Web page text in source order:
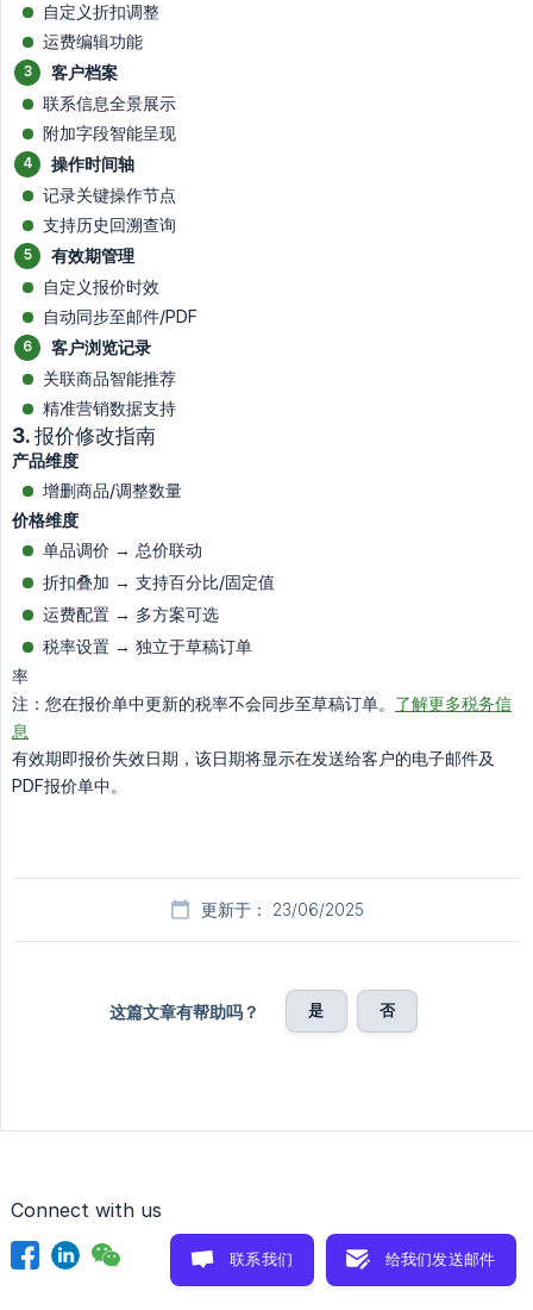
自定义折扣调整
运费编辑功能
客户档案
联系信息全景展示
附加字段智能呈现
操作时间轴
记录关键操作节点
支持历史回溯查询
有效期管理
自定义报价时效
自动同步至邮件/PDF
客户浏览记录
关联商品智能推荐
精准营销数据支持
3. 报价修改指南
产品维度
增删商品/调整数量
价格维度
单品调价 → 总价联动
折扣叠加 → 支持百分比/固定值
运费配置 → 多方案可选
税率设置 → 独立于草稿订单
率
注：您在报价单中更新的税率不会同步至草稿订单。 了解更多税务信
息
有效期即报价失效日期，该日期将显示在发送给客户的电子邮件及
PDF报价单中。
更新于： 23/06/2025
这篇文章有帮助吗？ 是 否
Connect with us
联系我们 给我们发送邮件